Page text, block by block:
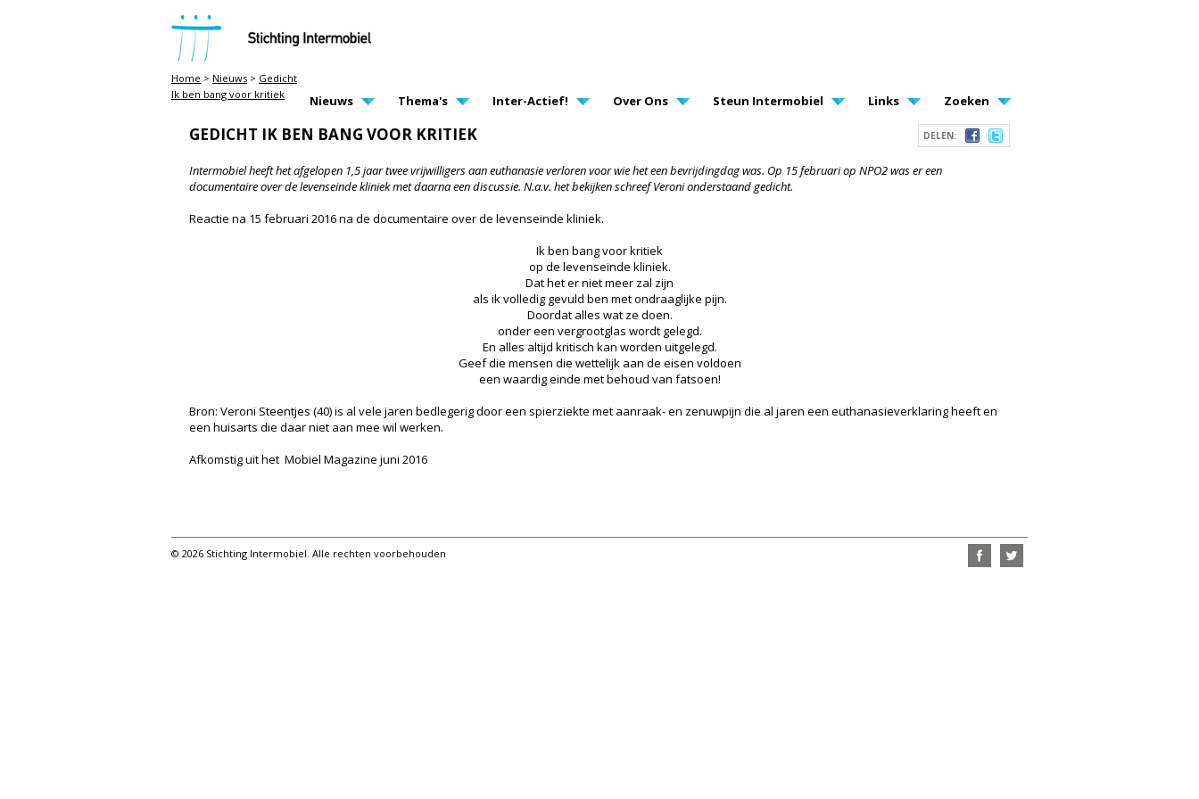
STICHTING INTERMOBIEL
MAIN PAGE NAVIGATION
Nieuws Thema's Inter-Actief! Over Ons Steun Intermobiel Links Zoeken
Home > Nieuws > Gedicht
Ik ben bang voor kritiek
DELEN:
GEDICHT IK BEN BANG VOOR KRITIEK
Intermobiel heeft het afgelopen 1,5 jaar twee vrijwilligers aan euthanasie verloren voor wie het een bevrijdingdag was. Op 15 februari op NPO2 was er een
documentaire over de levenseinde kliniek met daarna een discussie. N.a.v. het bekijken schreef Veroni onderstaand gedicht.
Reactie na 15 februari 2016 na de documentaire over de levenseinde kliniek.
Ik ben bang voor kritiek
op de levenseinde kliniek.
Dat het er niet meer zal zijn
als ik volledig gevuld ben met ondraaglijke pijn.
Doordat alles wat ze doen.
onder een vergrootglas wordt gelegd.
En alles altijd kritisch kan worden uitgelegd.
Geef die mensen die wettelijk aan de eisen voldoen
een waardig einde met behoud van fatsoen!
Bron: Veroni Steentjes (40) is al vele jaren bedlegerig door een spierziekte met aanraak- en zenuwpijn die al jaren een euthanasieverklaring heeft en
een huisarts die daar niet aan mee wil werken.
Afkomstig uit het Mobiel Magazine juni 2016
© 2026 Stichting Intermobiel. Alle rechten voorbehouden